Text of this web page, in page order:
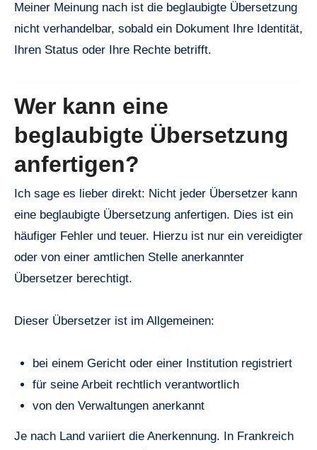
Meiner Meinung nach ist die beglaubigte Übersetzung
nicht verhandelbar, sobald ein Dokument Ihre Identität,
Ihren Status oder Ihre Rechte betrifft.
Wer kann eine
beglaubigte Übersetzung
anfertigen?
Ich sage es lieber direkt: Nicht jeder Übersetzer kann
eine beglaubigte Übersetzung anfertigen. Dies ist ein
häufiger Fehler und teuer. Hierzu ist nur ein vereidigter
oder von einer amtlichen Stelle anerkannter
Übersetzer berechtigt.
Dieser Übersetzer ist im Allgemeinen:
bei einem Gericht oder einer Institution registriert
für seine Arbeit rechtlich verantwortlich
von den Verwaltungen anerkannt
Je nach Land variiert die Anerkennung. In Frankreich